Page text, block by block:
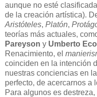
aunque no esté
de la creación artística).
Aristóteles, Platón,
teorías más actuales,
Pareyson y Umberto Eco
Renacimiento, el
coinciden en la intención
nuestras conciencias en
perfecto, de acercarnos a
Para algunos es